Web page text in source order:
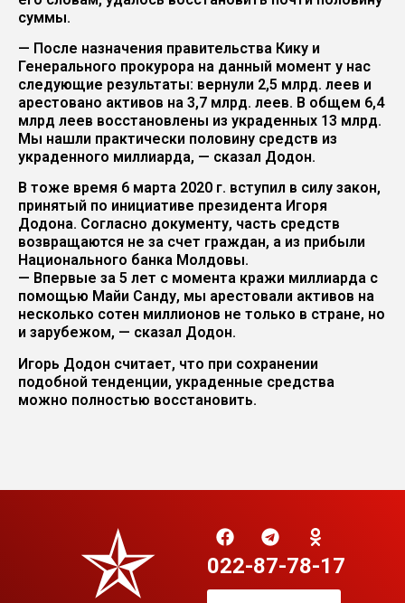
суммы.
— После назначения правительства Кику и
Генерального прокурора на данный момент у нас
следующие результаты: вернули 2,5 млрд. леев и
арестовано активов на 3,7 млрд. леев. В общем 6,4
млрд леев восстановлены из украденных 13 млрд.
Мы нашли практически половину средств из
украденного миллиарда, — сказал Додон.
В тоже время 6 марта 2020 г. вступил в силу закон,
принятый по инициативе президента Игоря
Додона. Согласно документу, часть средств
возвращаются не за счет граждан, а из прибыли
Национального банка Молдовы.
— Впервые за 5 лет с момента кражи миллиарда с
помощью Майи Санду, мы арестовали активов на
несколько сотен миллионов не только в стране, но
и зарубежом, — сказал Додон.
Игорь Додон считает, что при сохранении
подобной тенденции, украденные средства
можно полностью восстановить.
022-87-78-17